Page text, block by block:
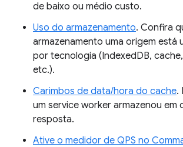
de baixo ou médio custo.
Uso do armazenamento. Confira
armazenamento uma origem está
por tecnologia (IndexedDB,
etc.).
Carimbos de data/hora do cache.
um service worker armazenou em
resposta.
Ative o medidor de QPS no